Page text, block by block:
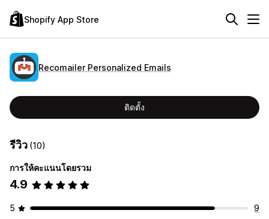
Shopify App Store
Recomailer Personalized Emails
ติดตั้ง
รีวิว (10)
การให้คะแนนโดยรวม
4.9
5
9